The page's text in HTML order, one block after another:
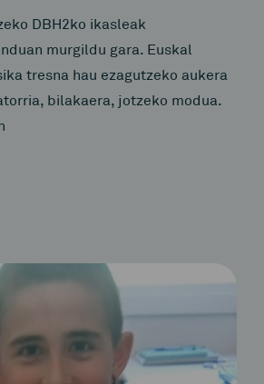
DBH2ko ikasleak
murgildu gara. Euskal
tresna hau ezagutzeko aukera
bilakaera, jotzeko modua.